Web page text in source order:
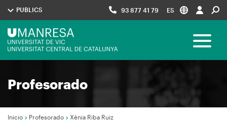
principal
Menú
UManresa
PUBLICS 93 877 41 79 ES
Navegació
Toggle
Profesorado
Inicio Profesorado Xènia Riba Ruiz